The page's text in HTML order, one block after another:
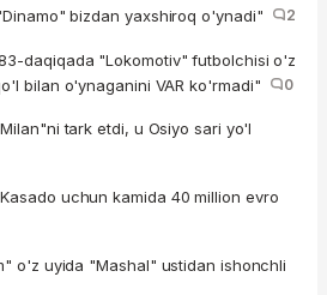
bizdan yaxshiroq o'ynadi" 2
daqiqada "Lokomotiv" futbolchisi o'z
bilan o'ynaganini VAR ko'rmadi"
0
tark etdi, u Osiyo sari yo'l
uchun kamida 40 million evro
o'z uyida "Mashal" ustidan ishonchli